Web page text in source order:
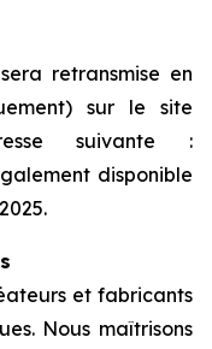
retransmise en
sur le site
suivante :
disponible
et fabricants
Nous maîtrisons